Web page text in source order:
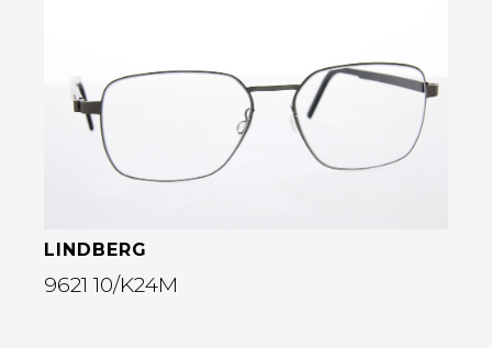
LINDBERG
9621 10/K24M